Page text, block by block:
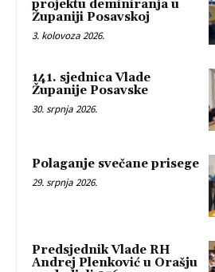
projektu deminiranja u
Županiji Posavskoj
3. kolovoza 2026.
141. sjednica Vlade
Županije Posavske
30. srpnja 2026.
Polaganje svečane prisege
29. srpnja 2026.
Predsjednik Vlade RH
Andrej Plenković u Orašju